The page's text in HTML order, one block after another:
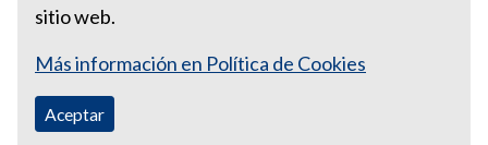
sitio web.
Más información en Política de Cookies
Aceptar